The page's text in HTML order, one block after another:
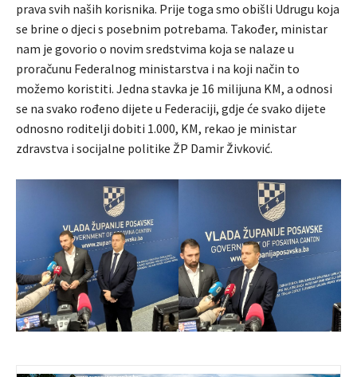
prava svih naših korisnika. Prije toga smo obišli Udrugu koja
se brine o djeci s posebnim potrebama. Također, ministar
nam je govorio o novim sredstvima koja se nalaze u
proračunu Federalnog ministarstva i na koji način to
možemo koristiti. Jedna stavka je 16 milijuna KM, a odnosi
se na svako rođeno dijete u Federaciji, gdje će svako dijete
odnosno roditelji dobiti 1.000, KM, rekao je ministar
zdravstva i socijalne politike ŽP Damir Živković.